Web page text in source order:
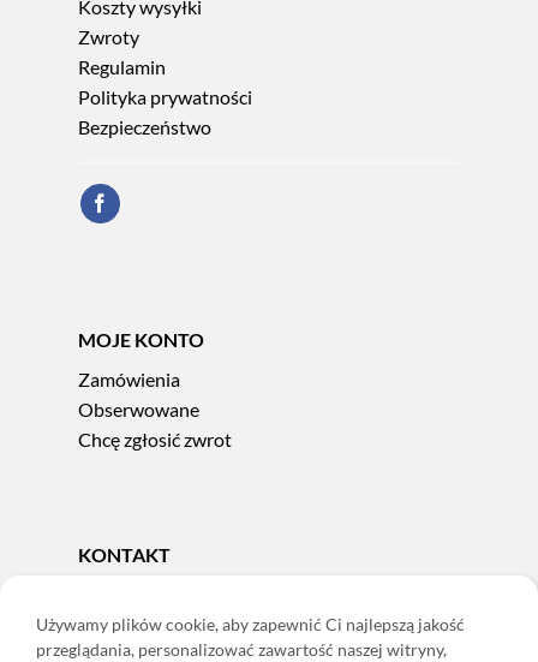
Koszty wysyłki
Zwroty
Regulamin
Polityka prywatności
Bezpieczeństwo
MOJE KONTO
Zamówienia
Obserwowane
Chcę zgłosić zwrot
KONTAKT
e-mail:sklep@adoris.pl
poniedziałek - piątek 8:00-16:00
Używamy plików cookie, aby zapewnić Ci najlepszą jakość
przeglądania, personalizować zawartość naszej witryny,